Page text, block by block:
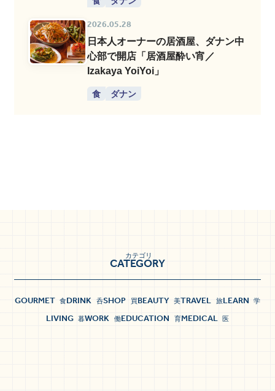
2026.05.28
日本人オーナーの居酒屋、ダナン中
心部で開店「居酒屋酔い宵／
Izakaya YoiYoi」
食 ダナン
CATEGORY
カテゴリ
GOURMET 食DRINK 呑SHOP 買BEAUTY 美TRAVEL 旅LEARN 学
LIVING 暮WORK 働EDUCATION 育MEDICAL 医